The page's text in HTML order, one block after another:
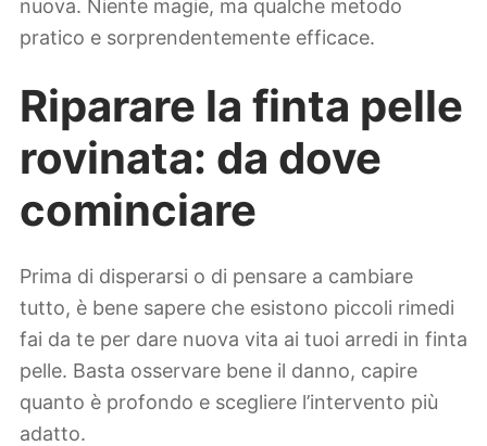
nuova. Niente magie, ma qualche metodo
pratico e sorprendentemente efficace.
Riparare la finta pelle
rovinata: da dove
cominciare
Prima di disperarsi o di pensare a cambiare
tutto, è bene sapere che esistono piccoli rimedi
fai da te per dare nuova vita ai tuoi arredi in finta
pelle. Basta osservare bene il danno, capire
quanto è profondo e scegliere l’intervento più
adatto.